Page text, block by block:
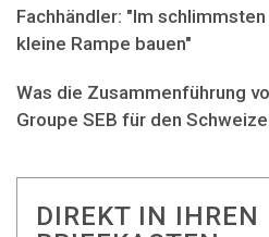
Fachhändler: "Im
kleine Rampe bauen"
Was die Zusammenführung
Groupe SEB für den
DIREKT IN IHREN